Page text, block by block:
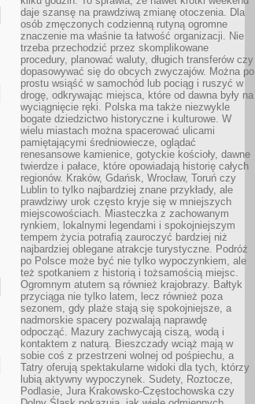
daje szansę na prawdziwą zmianę otoczenia. Dla
osób zmęczonych codzienną rutyną ogromne
znaczenie ma właśnie ta łatwość organizacji. Nie
trzeba przechodzić przez skomplikowane
procedury, planować waluty, długich transferów czy
dopasowywać się do obcych zwyczajów. Można po
prostu wsiąść w samochód lub pociąg i ruszyć w
drogę, odkrywając miejsca, które od dawna były na
wyciągnięcie ręki. Polska ma także niezwykle
bogate dziedzictwo historyczne i kulturowe. W
wielu miastach można spacerować ulicami
pamiętającymi średniowiecze, oglądać
renesansowe kamienice, gotyckie kościoły, dawne
twierdze i pałace, które opowiadają historię całych
regionów. Kraków, Gdańsk, Wrocław, Toruń czy
Lublin to tylko najbardziej znane przykłady, ale
prawdziwy urok często kryje się w mniejszych
miejscowościach. Miasteczka z zachowanym
rynkiem, lokalnymi legendami i spokojniejszym
tempem życia potrafią zauroczyć bardziej niż
najbardziej oblegane atrakcje turystyczne. Podróż
po Polsce może być nie tylko wypoczynkiem, ale
też spotkaniem z historią i tożsamością miejsc.
Ogromnym atutem są również krajobrazy. Bałtyk
przyciąga nie tylko latem, lecz również poza
sezonem, gdy plaże stają się spokojniejsze, a
nadmorskie spacery pozwalają naprawdę
odpocząć. Mazury zachwycają ciszą, wodą i
kontaktem z naturą. Bieszczady wciąż mają w
sobie coś z przestrzeni wolnej od pośpiechu, a
Tatry oferują spektakularne widoki dla tych, którzy
lubią aktywny wypoczynek. Sudety, Roztocze,
Podlasie, Jura Krakowsko-Częstochowska czy